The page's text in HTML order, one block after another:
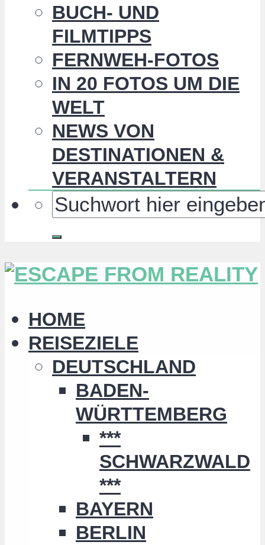
BUCH- UND
FILMTIPPS
FERNWEH-FOTOS
IN 20 FOTOS UM DIE
WELT
NEWS VON
DESTINATIONEN &
VERANSTALTERN
HOME
REISEZIELE
DEUTSCHLAND
BADEN-
WÜRTTEMBERG
***
SCHWARZWALD
***
BAYERN
BERLIN